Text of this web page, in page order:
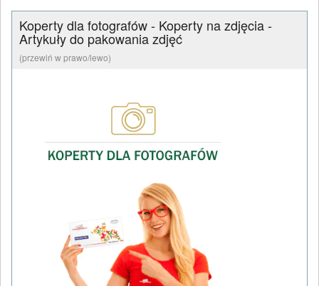
Koperty dla fotografów - Koperty na zdjęcia -
Artykuły do pakowania zdjęć
(przewiń w prawo/lewo)